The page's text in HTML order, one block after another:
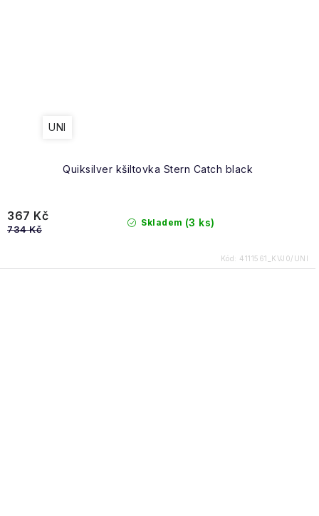
Quiksilver kšiltovka Stern Catch black
UNI
Skladem (3 ks)
367 Kč
734 Kč
Kód: 4111561_KVJ0/UNI